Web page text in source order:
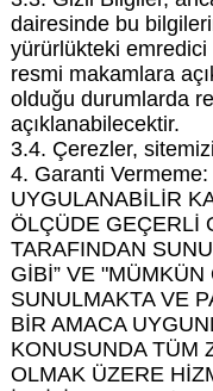
dairesinde bu
yürürlükteki
resmi makamlara
olduğu durumlarda
açıklanabilecektir.
3.4. Çerezler,
4. Garanti
UYGULANABİLİR
ÖLÇÜDE GEÇERLİ
TARAFINDAN
GİBİ” VE
SUNULMAKTA VE
BİR AMACA
KONUSUNDA TÜM
OLMAK ÜZERE